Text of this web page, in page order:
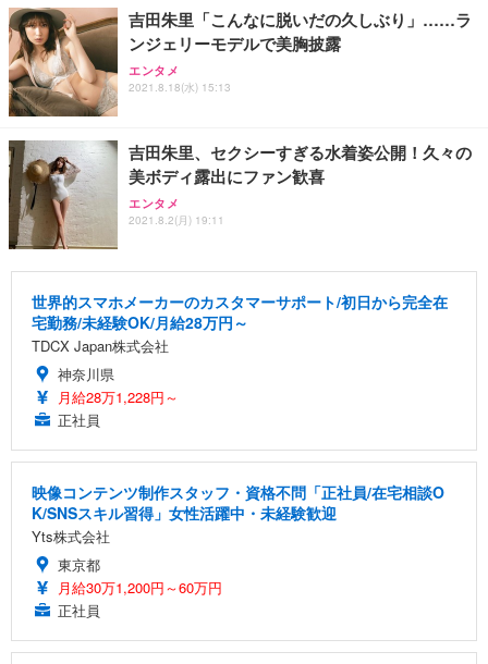
吉田朱里「こんなに脱いだの久しぶり」……ラ
ンジェリーモデルで美胸披露
エンタメ
2021.8.18(水) 15:13
吉田朱里、セクシーすぎる水着姿公開！久々の
美ボディ露出にファン歓喜
エンタメ
2021.8.2(月) 19:11
世界的スマホメーカーのカスタマーサポート/初日から完全在
宅勤務/未経験OK/月給28万円～
TDCX Japan株式会社
神奈川県
月給28万1,228円～
正社員
映像コンテンツ制作スタッフ・資格不問「正社員/在宅相談O
K/SNSスキル習得」女性活躍中・未経験歓迎
Yts株式会社
東京都
月給30万1,200円～60万円
正社員